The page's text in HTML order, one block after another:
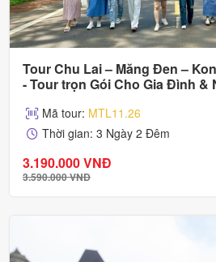
Tour Chu Lai – Măng Đen –
- Tour trọn Gói Cho Gia Đình &
Mã tour: MTL11.26
Thời gian: 3 Ngày 2 Đêm
3.190.000 VNĐ
3.590.000 VNĐ